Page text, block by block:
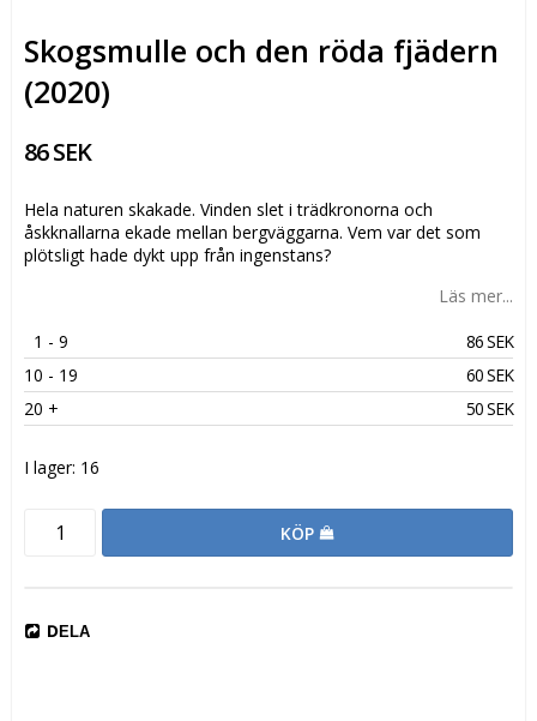
Skogsmulle och den röda fjädern
(2020)
86 SEK
Hela naturen skakade. Vinden slet i trädkronorna och
åskknallarna ekade mellan bergväggarna. Vem var det som
plötsligt hade dykt upp från ingenstans?
Läs mer...
1 - 9
86 SEK
10 - 19
60 SEK
20 + 50 SEK
I lager: 16
KÖP
DELA